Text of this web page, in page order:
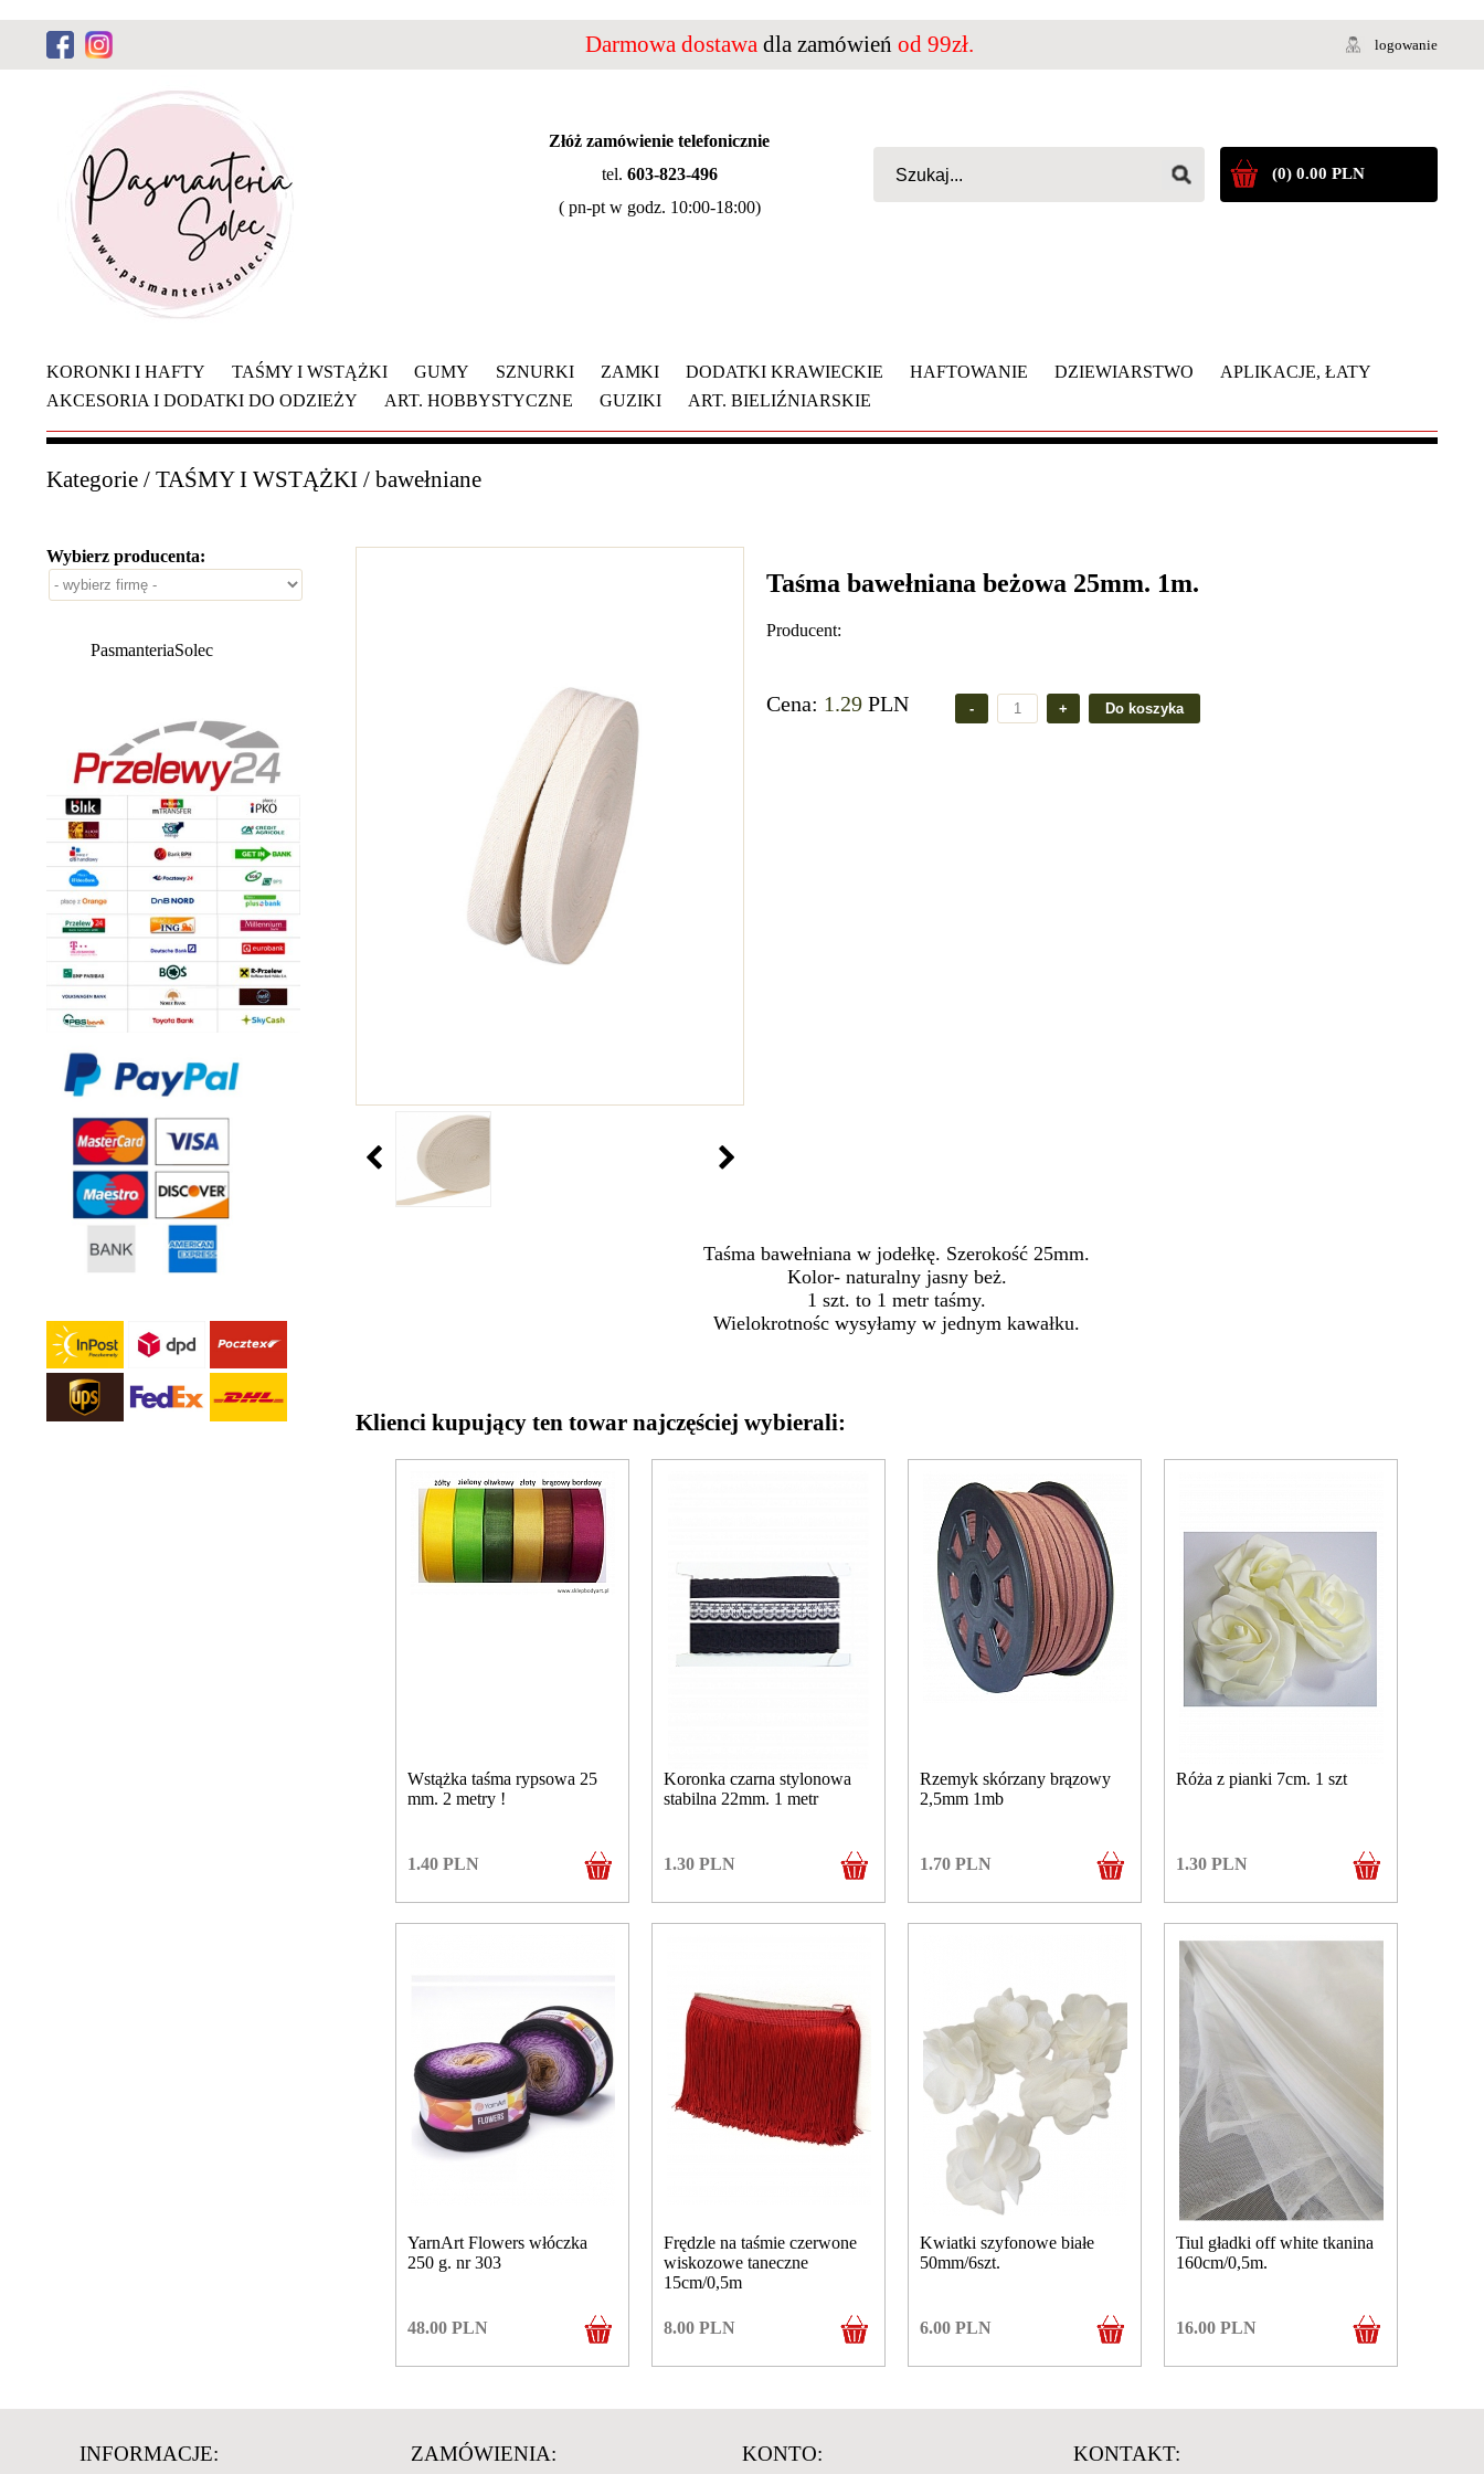
Darmowa dostawa dla zamówień od 99zł. logowanie
Złóż zamówienie telefonicznie
tel. 603-823-496
( pn-pt w godz. 10:00-18:00)
(0) 0.00 PLN
KORONKI I HAFTY TAŚMY I WSTĄŻKI GUMY SZNURKI ZAMKI DODATKI KRAWIECKIE HAFTOWANIE DZIEWIARSTWO
APLIKACJE, ŁATY
AKCESORIA I DODATKI DO ODZIEŻY
ART. HOBBYSTYCZNE GUZIKI ART. BIELIŹNIARSKIE
Kategorie / TAŚMY I WSTĄŻKI / bawełniane
Wybierz producenta:
PasmanteriaSolec
Taśma bawełniana beżowa 25mm. 1m.
Producent:
Cena: 1.29 PLN
Taśma bawełniana w jodełkę. Szerokość 25mm.
Kolor- naturalny jasny beż.
1 szt. to 1 metr taśmy.
Wielokrotnośc wysyłamy w jednym kawałku.
Klienci kupujący ten towar najczęściej wybierali:
Wstążka taśma rypsowa 25
mm. 2 metry !
1.40 PLN
Koronka czarna stylonowa
stabilna 22mm. 1 metr
1.30 PLN
Rzemyk skórzany brązowy
2,5mm 1mb
1.70 PLN
Róża z pianki 7cm. 1 szt
1.30 PLN
YarnArt Flowers włóczka
250 g. nr 303
48.00 PLN
Frędzle na taśmie czerwone
wiskozowe taneczne
15cm/0,5m
8.00 PLN
Kwiatki szyfonowe białe
50mm/6szt.
6.00 PLN
Tiul gładki off white tkanina
160cm/0,5m.
16.00 PLN
INFORMACJE: ZAMÓWIENIA: KONTO: KONTAKT: